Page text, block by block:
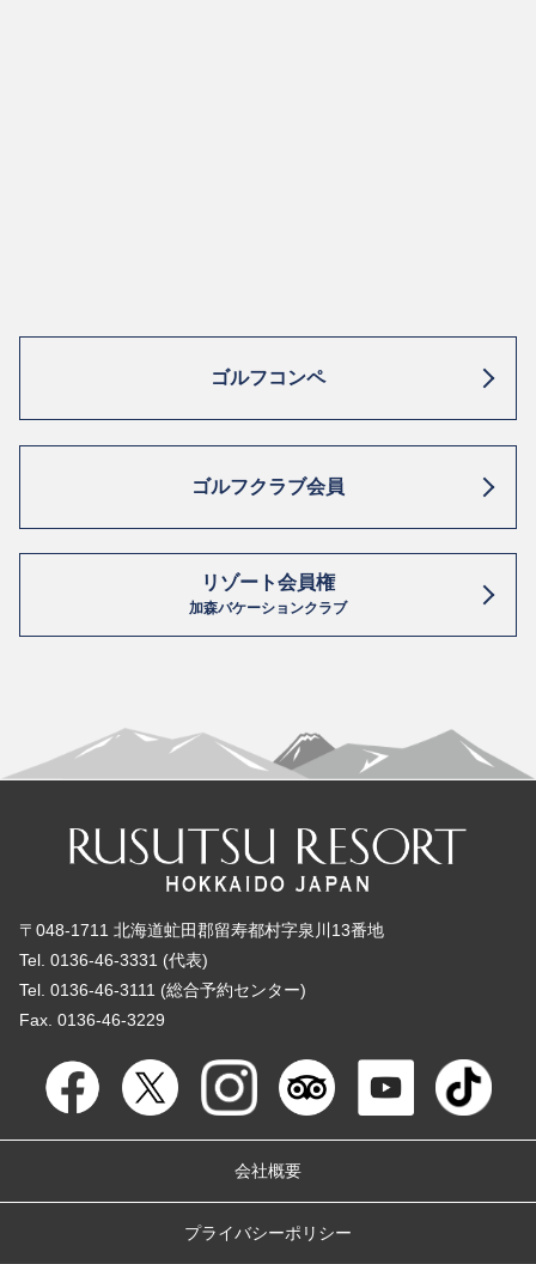
ゴルフコンペ
ゴルフクラブ会員
リゾート会員権
加森バケーションクラブ
〒048-1711 北海道虻田郡留寿都村字泉川13番地
Tel. 0136-46-3331 (代表)
Tel. 0136-46-3111 (総合予約センター)
Fax. 0136-46-3229
会社概要
プライバシーポリシー